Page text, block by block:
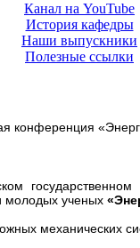
Канал на YouTube
История кафедры
Наши выпускники
Полезные ссылки
конференция
молодых ученых
механических